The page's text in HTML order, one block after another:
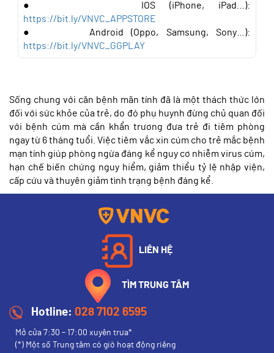
https://bit.ly/VNVC_APPSTORE
https://bit.ly/VNVC_GGPLAY
Sống chung với căn bệnh mãn tính đã là một thách thức lớn
đối với sức khỏe của trẻ, do đó phụ huynh đừng chủ quan đối
với bệnh cúm mà cần khẩn trương đưa trẻ đi tiêm phòng
ngay từ 6 tháng tuổi. Việc tiêm vắc xin cúm cho trẻ mắc bệnh
mạn tính giúp phòng ngừa đáng kể nguy cơ nhiễm virus cúm,
hạn chế biến chứng nguy hiểm, giảm thiểu tỷ lệ nhập viện,
cấp cứu và thuyên giảm tình trạng bệnh đáng kể.
LIÊN HỆ
TÌM TRUNG TÂM
Hotline: 028 7102 6595
Mở cửa 7:30 – 17:00 xuyên trưa*
(*) Một số Trung tâm có giờ hoạt động riêng